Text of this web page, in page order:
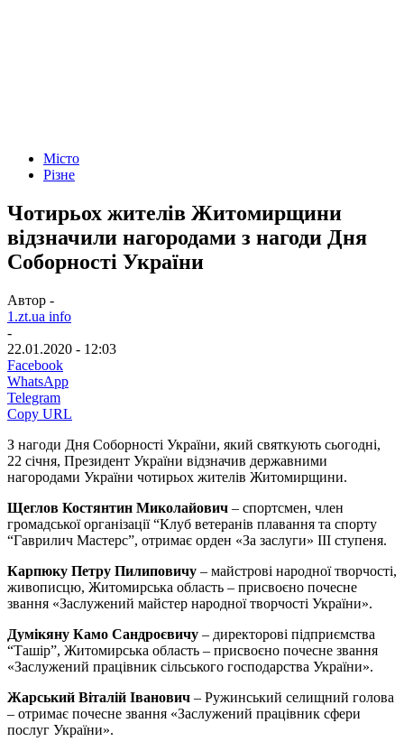
Місто
Різне
Чотирьох жителів Житомирщини
відзначили нагородами з нагоди Дня
Соборності України
Автор -
1.zt.ua info
-
22.01.2020 - 12:03
Facebook
WhatsApp
Telegram
Copy URL
З нагоди Дня Соборності України, який святкують сьогодні,
22 січня, Президент України відзначив державними
нагородами України чотирьох жителів Житомирщини.
Щеглов Костянтин Миколайович – спортсмен, член
громадської організації “Клуб ветеранів плавання та спорту
“Гаврилич Мастерс”, отримає орден «За заслуги» ІІІ ступеня.
Карпюку Петру Пилиповичу – майстрові народної творчості,
живописцю, Житомирська область – присвоєно почесне
звання «Заслужений майстер народної творчості України».
Думікяну Камо Сандроєвичу – директорові підприємства
“Ташір”, Житомирська область – присвоєно почесне звання
«Заслужений працівник сільського господарства України».
Жарський Віталій Іванович – Ружинський селищний голова
– отримає почесне звання «Заслужений працівник сфери
послуг України».